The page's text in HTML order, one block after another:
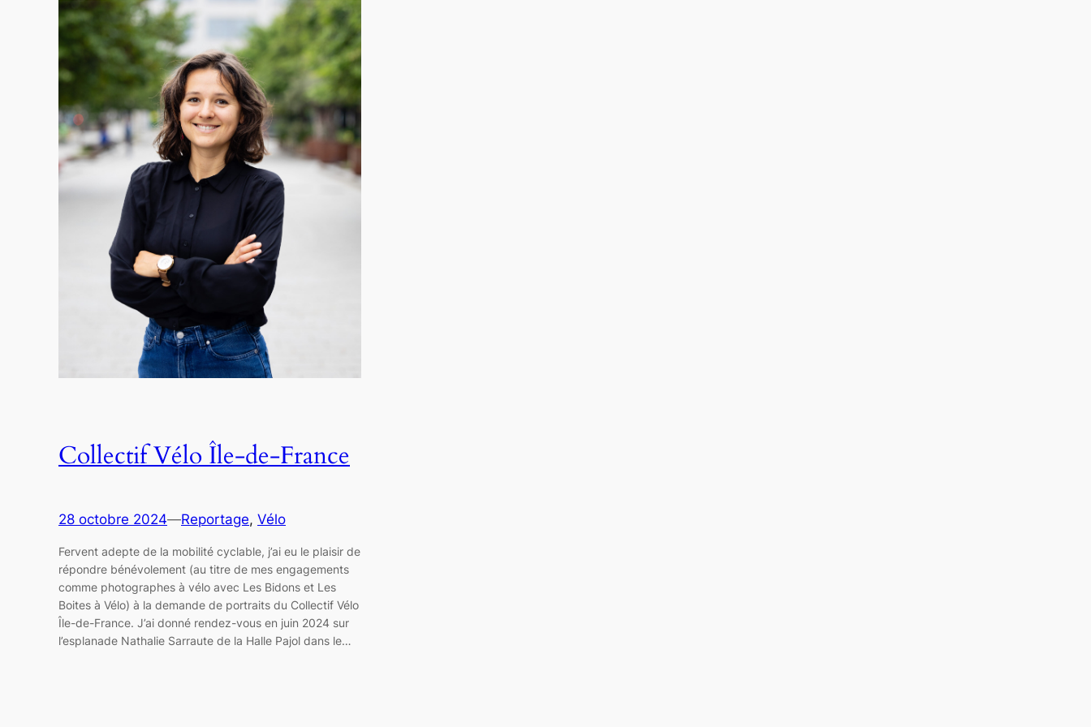
Collectif Vélo Île-de-France
28 octobre 2024—Reportage, Vélo
Fervent adepte de la mobilité cyclable, j’ai eu le plaisir de
répondre bénévolement (au titre de mes engagements
comme photographes à vélo avec Les Bidons et Les
Boites à Vélo) à la demande de portraits du Collectif Vélo
Île-de-France. J’ai donné rendez-vous en juin 2024 sur
l’esplanade Nathalie Sarraute de la Halle Pajol dans le…